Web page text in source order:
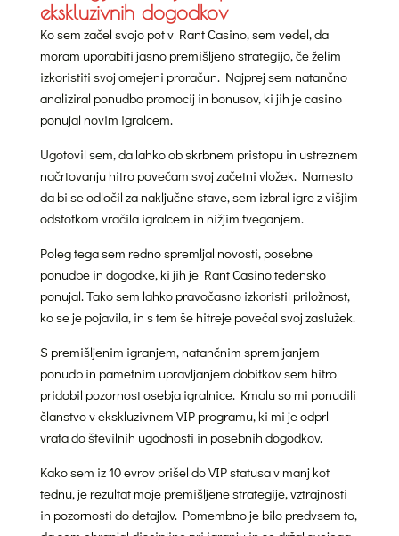
ekskluzivnih dogodkov
Ko sem začel svojo pot v Rant Casino, sem vedel, da
moram uporabiti jasno premišljeno strategijo, če želim
izkoristiti svoj omejeni proračun. Najprej sem natančno
analiziral ponudbo promocij in bonusov, ki jih je casino
ponujal novim igralcem.
Ugotovil sem, da lahko ob skrbnem pristopu in ustreznem
načrtovanju hitro povečam svoj začetni vložek. Namesto
da bi se odločil za naključne stave, sem izbral igre z višjim
odstotkom vračila igralcem in nižjim tveganjem.
Poleg tega sem redno spremljal novosti, posebne
ponudbe in dogodke, ki jih je Rant Casino tedensko
ponujal. Tako sem lahko pravočasno izkoristil priložnost,
ko se je pojavila, in s tem še hitreje povečal svoj zaslužek.
S premišljenim igranjem, natančnim spremljanjem
ponudb in pametnim upravljanjem dobitkov sem hitro
pridobil pozornost osebja igralnice. Kmalu so mi ponudili
članstvo v ekskluzivnem VIP programu, ki mi je odprl
vrata do številnih ugodnosti in posebnih dogodkov.
Kako sem iz 10 evrov prišel do VIP statusa v manj kot
tednu, je rezultat moje premišljene strategije, vztrajnosti
in pozornosti do detajlov. Pomembno je bilo predvsem to,